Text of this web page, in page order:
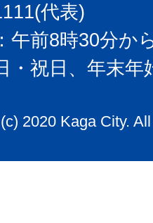
代表)
午前8時30分か
・祝日、年末
2020 Kaga City.